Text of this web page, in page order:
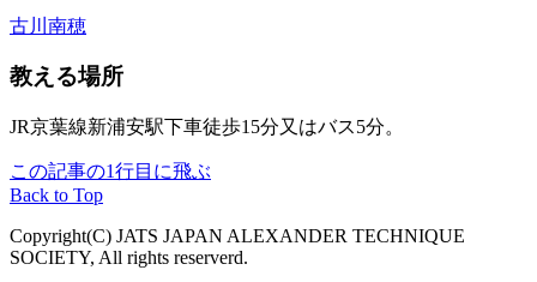
古川南穂
教える場所
JR京葉線新浦安駅下車徒歩15分又はバス5分。
この記事の1行目に飛ぶ
Back to Top
Copyright(C) JATS JAPAN ALEXANDER TECHNIQUE
SOCIETY, All rights reserverd.